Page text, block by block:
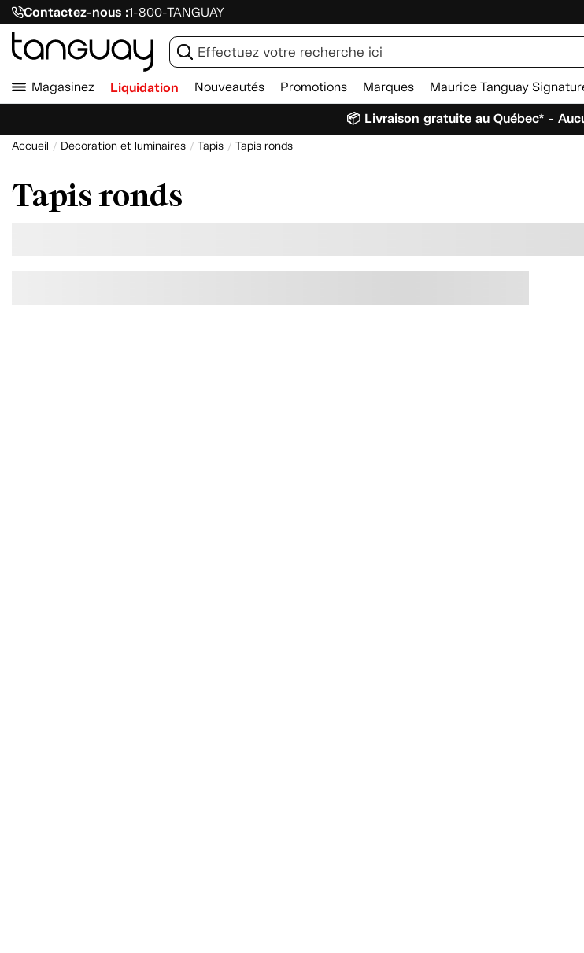
Contactez-nous :1-800-TANGUAY
Magasinez Liquidation Nouveautés Promotions Marques Maurice Tanguay
📦 Livraison gratuite au Québec* -
Accueil Décoration et luminaires Tapis Tapis ronds
Tapis ronds